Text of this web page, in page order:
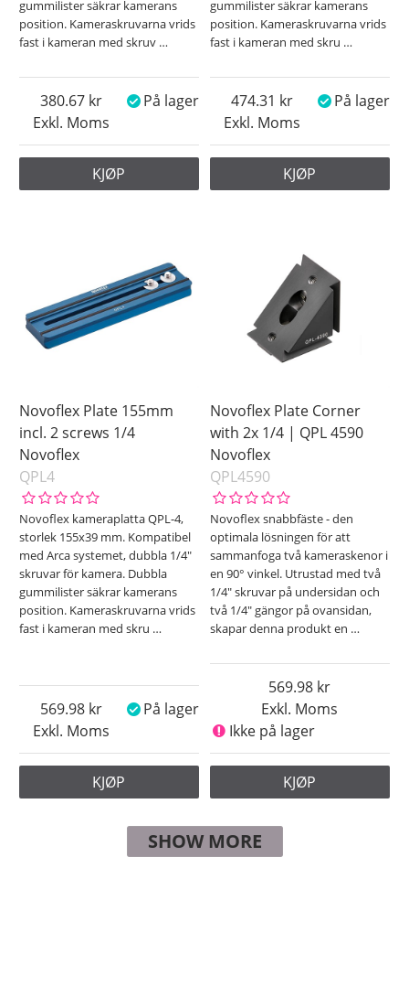
gummilister säkrar kamerans
position. Kameraskruvarna vrids
fast i kameran med skruv …
Exkl. Moms
380.67 På lager
KJØP
gummilister säkrar kamerans
position. Kameraskruvarna vrids
fast i kameran med skru …
Exkl. Moms
474.31 På lager
KJØP
Novoflex Plate 155mm
incl. 2 screws 1/4
Novoflex
QPL4
Novoflex kameraplatta QPL-4,
storlek 155x39 mm. Kompatibel
med Arca systemet, dubbla 1/4"
skruvar för kamera. Dubbla
gummilister säkrar kamerans
position. Kameraskruvarna vrids
fast i kameran med skru …
Exkl. Moms
569.98 På lager
KJØP
Novoflex Plate Corner
with 2x 1/4 | QPL 4590
Novoflex
QPL4590
Novoflex snabbfäste - den
optimala lösningen för att
sammanfoga två kameraskenor i
en 90° vinkel. Utrustad med två
1/4" skruvar på undersidan och
två 1/4" gängor på ovansidan,
skapar denna produkt en …
Exkl. Moms
569.98
Ikke på lager
KJØP
SHOW MORE